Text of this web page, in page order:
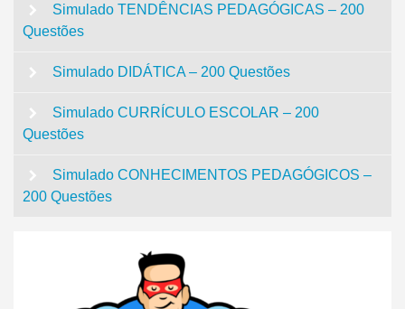
Simulado TENDÊNCIAS PEDAGÓGICAS – 200
Questões
Simulado DIDÁTICA – 200 Questões
Simulado CURRÍCULO ESCOLAR – 200
Questões
Simulado CONHECIMENTOS PEDAGÓGICOS –
200 Questões